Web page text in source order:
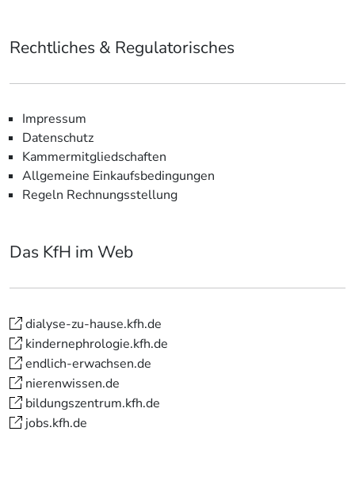
Rechtliches & Regulatorisches
Impressum
Datenschutz
Kammermitgliedschaften
Allgemeine Einkaufsbedingungen
Regeln Rechnungsstellung
Das KfH im Web
dialyse-zu-hause.kfh.de
kindernephrologie.kfh.de
endlich-erwachsen.de
nierenwissen.de
bildungszentrum.kfh.de
jobs.kfh.de